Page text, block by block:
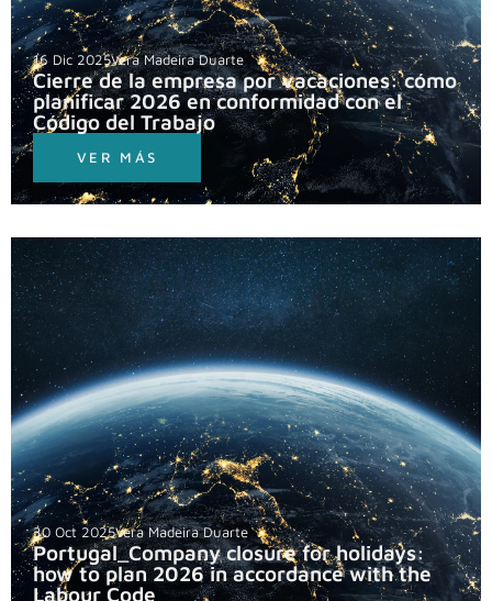
VER MÁS
Cierre de la empresa por vacaciones: cómo
planificar 2026 en conformidad con el
Código del Trabajo
16 Dic 2025Vera Madeira Duarte
Portugal_Company closure for holidays:
how to plan 2026 in accordance with the
Labour Code
30 Oct 2025Vera Madeira Duarte